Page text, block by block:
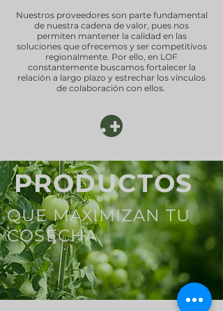
Nuestros proveedores son parte fundamental
de nuestra cadena de valor, pues nos
permiten mantener la calidad en las
soluciones que ofrecemos y ser competitivos
regionalmente. Por ello, en LOF
constantemente buscamos fortalecer la
relación a largo plazo y estrechar los vínculos
de colaboración con ellos.
.+
PRODUCTOS
QUE MAXIMIZAN TU
COSECHA